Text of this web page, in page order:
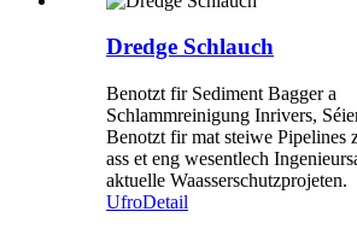
Dredge Schlauch
Benotzt fir Sediment Bagger a
Schlammreinigung Inrivers,
Benotzt fir mat steiwe Pipelines
ass et eng wesentlech
aktuelle Waasserschutzprojeten.
UfroDetail